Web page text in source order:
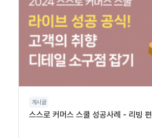
게시글
스스로 커머스 스쿨 성공사례 - 리빙 편